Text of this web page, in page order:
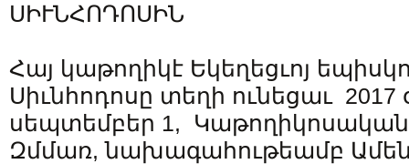
ՍԻՒՆՀՈԴՈՍԻՆ
Հայ կաթողիկէ Եկեղեցւոյ
Սիւնհոդոսը տեղի ունեցաւ 2017
սեպտեմբեր 1,
Զմմառ, նախագահութեամբ